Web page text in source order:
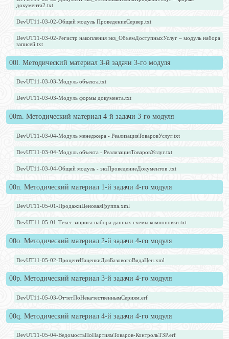
документа2.txt
DevUT11-03-02-Общий модуль ПроведениеСервер.txt
DevUT11-03-02-Регистр накопления экз_ОбъемДоступныхУслуг – модуль набора
записей.txt
00l. Методический материал 3-й задачи 3-го модуля
DevUT11-03-03-Модуль объекта.txt
DevUT11-03-03-Модуль формы документа.txt
00m. Методический материал 4-й задачи 3-го модуля
DevUT11-03-04-Модуль менеджера - РеализацияТоваровУслуг.txt
DevUT11-03-04-Модуль объекта - РеализацияТоваровУслуг.txt
DevUT11-03-04-Общий модуль - экзПроведениеДокументов .txt
00n. Методический материал 1-й задачи 4-го модуля
DevUT11-05-01-ПродажиЦеноваяГруппа.xml
DevUT11-05-01-Текст запроса набора данных схемы компоновки.txt
00o. Методический материал 2-й задачи 4-го модуля
DevUT11-05-02-ПроцентНаценкиДляБазовогоВидаЦен.xml
00p. Методический материал 3-й задачи 4-го модуля
DevUT11-05-03-ОтчетПоНекачественнымСериям.erf
00q. Методический материал 4-й задачи 4-го модуля
DevUT11-05-04-ВедомостьПоПартиямТоваров-КонтрольТЗР.erf